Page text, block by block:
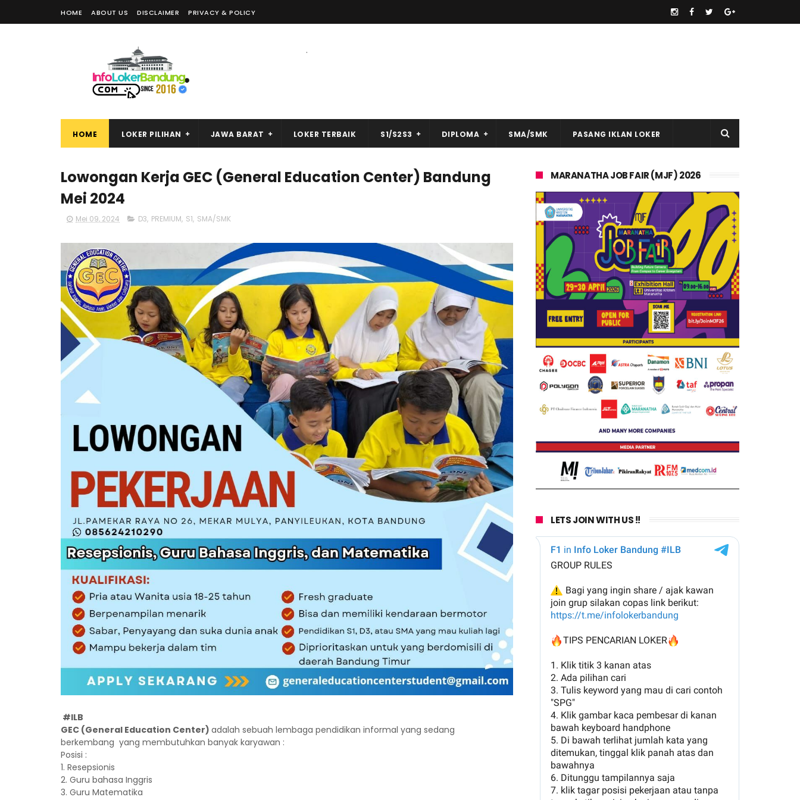
HOME ABOUT US DISCLAIMER PRIVACY & POLICY
.
HOME LOKER PILIHAN JAWA BARAT LOKER TERBAIK S1/S2S3 DIPLOMA SMA/SMK PASANG IKLAN LOKER
Lowongan Kerja GEC (General Education Center) Bandung
Mei 2024
Mei 09, 2024 D3, PREMIUM, S1, SMA/SMK
#ILB
GEC (General Education Center) adalah sebuah lembaga pendidikan informal yang sedang
berkembang yang membutuhkan banyak karyawan :
Posisi :
1. Resepsionis
2. Guru bahasa Inggris
3. Guru Matematika
MARANATHA JOB FAIR (MJF) 2026
LETS JOIN WITH US !!